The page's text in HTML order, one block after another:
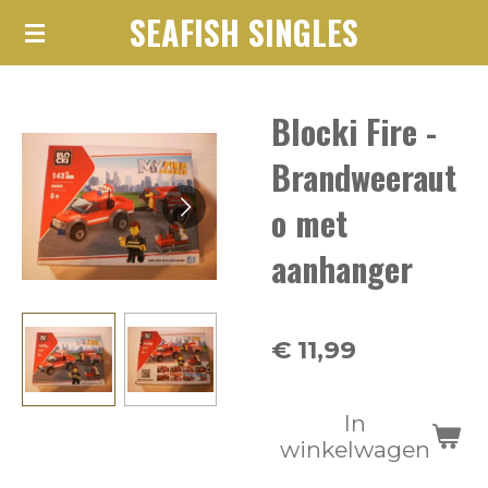
Ga
hoofdinhoud
SEAFISH SINGLES
Blocki Fire -
Brandweeraut
o met
aanhanger
€ 11,99
In
winkelwagen